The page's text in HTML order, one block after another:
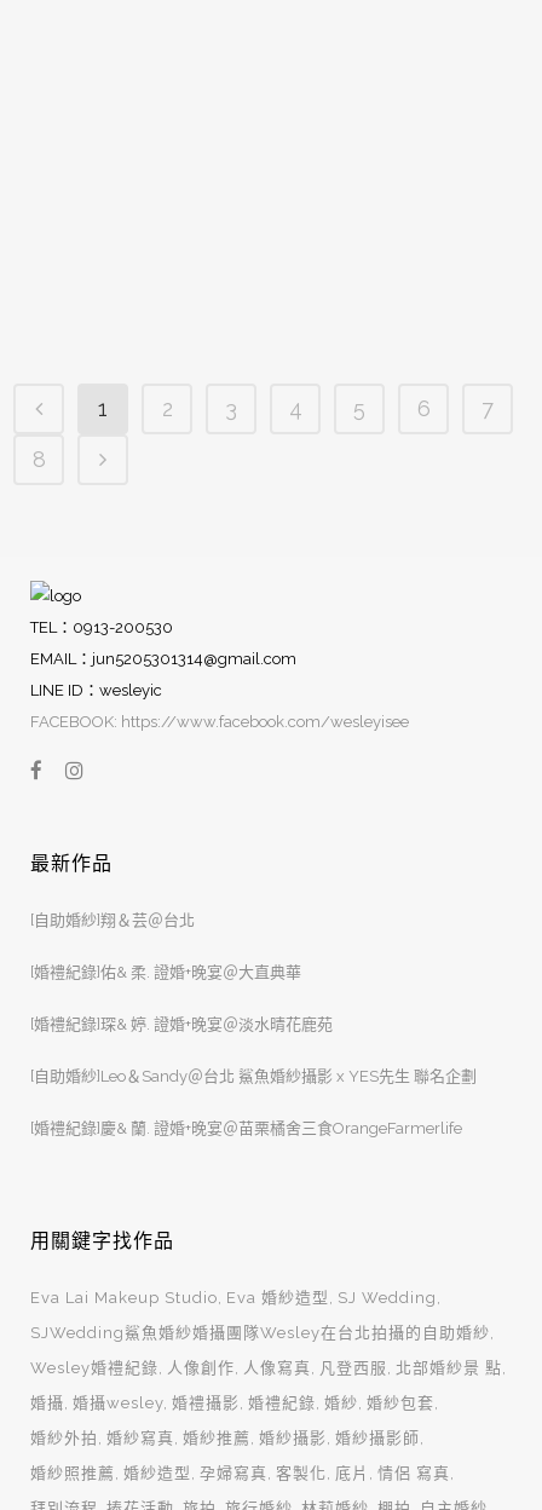
1 2 3 4 5 6
7
8
TEL：0913-200530
EMAIL： jun5205301314@gmail.com
LINE ID：wesleyic
FACEBOOK: https://www.facebook.com/wesleyisee
最新作品
[自助婚紗]翔＆芸＠台北
[婚禮紀錄]佑& 柔. 證婚+晚宴＠大直典華
[婚禮紀錄]琛& 婷. 證婚+晚宴＠淡水晴花鹿苑
[自助婚紗]Leo＆Sandy＠台北 鯊魚婚紗攝影 x YES先生 聯名企劃
[婚禮紀錄]慶& 蘭. 證婚+晚宴＠苗栗橘舍三食OrangeFarmerlife
用關鍵字找作品
Eva Lai Makeup Studio Eva 婚紗造型
SJ Wedding
SJWedding鯊魚婚紗婚攝團隊Wesley在台北拍攝的自助婚紗
Wesley婚禮紀錄
人像創作 人像寫真 凡登西服
北部婚紗景 點
婚攝 婚攝wesley 婚禮攝影 婚禮紀錄 婚紗 婚紗包套
婚紗外拍 婚紗寫真 婚紗推薦 婚紗攝影 婚紗攝影師
婚紗照推薦 婚紗造型 孕婦寫真 客製化 底片
情侶 寫真